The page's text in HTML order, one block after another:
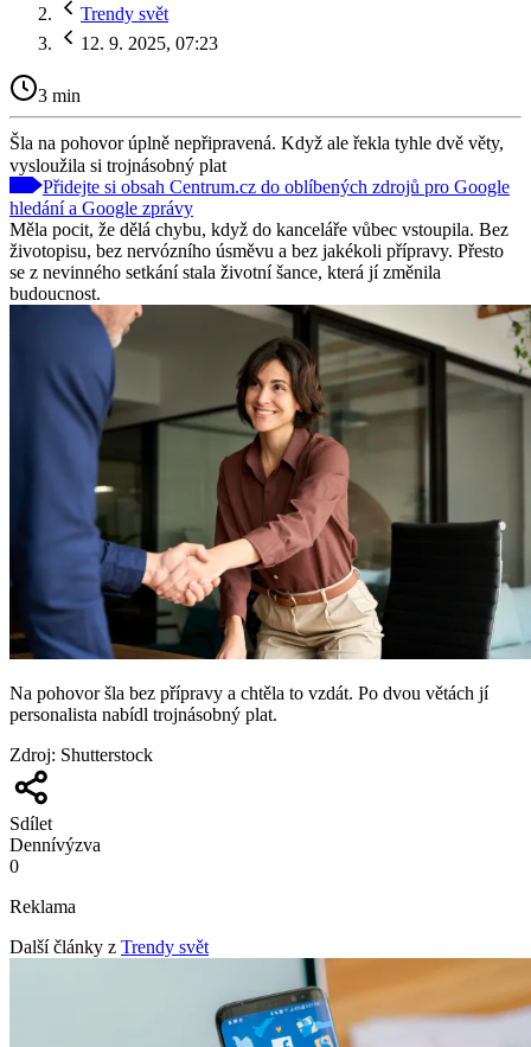
Trendy svět
12. 9. 2025, 07:23
3 min
Šla na pohovor úplně nepřipravená. Když ale řekla tyhle dvě věty,
vysloužila si trojnásobný plat
Přidejte si obsah Centrum.cz do oblíbených zdrojů pro Google
hledání a Google zprávy
Měla pocit, že dělá chybu, když do kanceláře vůbec vstoupila. Bez
životopisu, bez nervózního úsměvu a bez jakékoli přípravy. Přesto
se z nevinného setkání stala životní šance, která jí změnila
budoucnost.
Na pohovor šla bez přípravy a chtěla to vzdát. Po dvou větách jí
personalista nabídl trojnásobný plat.
Zdroj: Shutterstock
Sdílet
Dennívýzva
0
Reklama
Další články z Trendy svět